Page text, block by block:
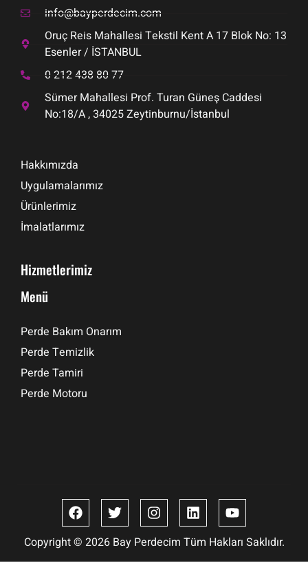
info@bayperdecim.com
Oruç Reis Mahallesi Tekstil Kent A 17 Blok No: 13
Esenler / İSTANBUL
0 212 438 80 77
Sümer Mahallesi Prof. Turan Güneş Caddesi
No:18/A , 34025 Zeytinburnu/İstanbul
Hakkımızda
Uygulamalarımız
Ürünlerimiz
İmalatlarımız
Hizmetlerimiz
Menü
Perde Bakım Onarım
Perde Temizlik
Perde Tamiri
Perde Motoru
Copyright © 2026 Bay Perdecim Tüm Hakları Saklıdır.